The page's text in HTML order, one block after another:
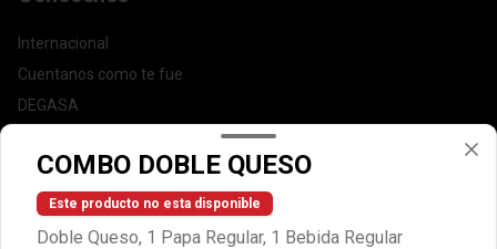
Internacional
Cuentanos como te fue
DEGASA
Escríbenos por WhatsApp: +56950183243
serviciocliente@wendys.cl
Locales
COMBO DOBLE QUESO
Este producto no esta disponible
Doble Queso, 1 Papa Regular, 1 Bebida Regular